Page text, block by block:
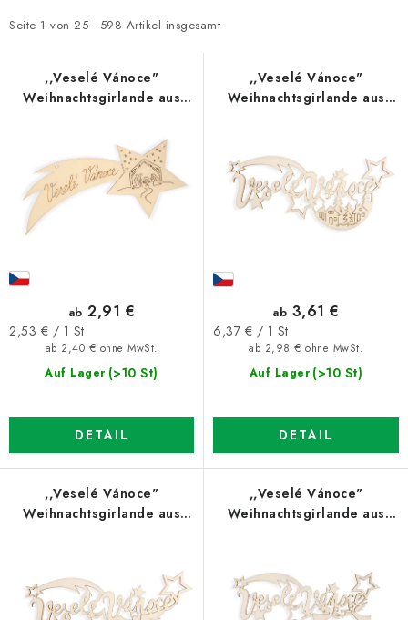
t
k
e
Seite 1 von 25 - 598 Artikel insgesamt
d
r
n
,,Veselé Vánoce"
Weihnachtsgirlande aus
Auf Lager (>10 St)
ab 2,40 € ohne MwSt.
ab 2,91 €
Verkaufspreis:
2,53 € / 1 St
DETAIL
,,Veselé Vánoce"
Weihnachtsgirlande aus
Auf Lager (>10 St)
ab 2,98 € ohne MwSt.
ab 3,61 €
Verkaufspreis:
6,37 € / 1 St
DETAIL
,,Veselé Vánoce"
Weihnachtsgirlande aus
,,Veselé Vánoce"
Weihnachtsgirlande aus